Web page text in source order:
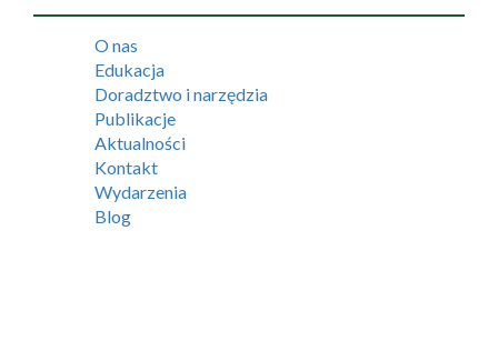
O nas
Edukacja
Doradztwo i narzędzia
Publikacje
Aktualności
Kontakt
Wydarzenia
Blog